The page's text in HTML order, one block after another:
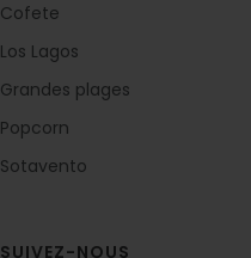
Cofete
Los Lagos
Grandes plages
Popcorn
Sotavento
SUIVEZ-NOUS